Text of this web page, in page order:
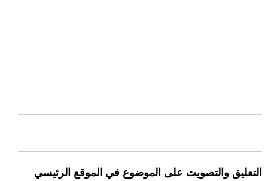
التعليق والتصويت على الموضوع في الموقع الرئيسي